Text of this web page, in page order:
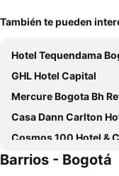
También te pueden
Hotel Tequendama
GHL Hotel Capital
Mercure Bogota Bh
Casa Dann Carlton Hotel
Cosmos 100 Hotel & Centro de Convenciones -
Hotel B3 Virrey
Barrios - Bogotá